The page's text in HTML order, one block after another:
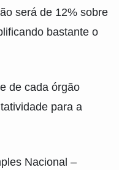
será de 12% sobre
bastante o
de cada órgão
para a
Nacional –